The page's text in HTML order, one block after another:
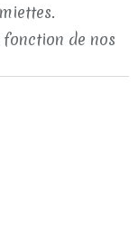
fonction de nos